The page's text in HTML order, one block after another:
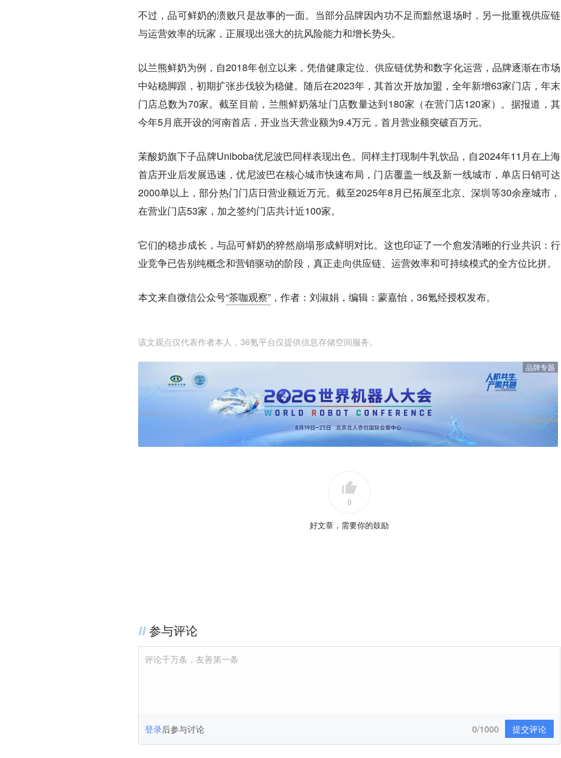
不过，品可鲜奶的溃败只是故事的一面。当部分品牌因内功不足而黯然退场时，另一批重视供应链
与运营效率的玩家，正展现出强大的抗风险能力和增长势头。
以兰熊鲜奶为例，自2018年创立以来，凭借健康定位、供应链优势和数字化运营，品牌逐渐在市场
中站稳脚跟，初期扩张步伐较为稳健。随后在2023年，其首次开放加盟，全年新增63家门店，年末
门店总数为70家。截至目前，兰熊鲜奶落址门店数量达到180家（在营门店120家）。据报道，其
今年5月底开设的河南首店，开业当天营业额为9.4万元，首月营业额突破百万元。
茉酸奶旗下子品牌Uniboba优尼波巴同样表现出色。同样主打现制牛乳饮品，自2024年11月在上海
首店开业后发展迅速，优尼波巴在核心城市快速布局，门店覆盖一线及新一线城市，单店日销可达
2000单以上，部分热门门店日营业额近万元。截至2025年8月已拓展至北京、深圳等30余座城市，
在营业门店53家，加之签约门店共计近100家。
它们的稳步成长，与品可鲜奶的猝然崩塌形成鲜明对比。这也印证了一个愈发清晰的行业共识：行
业竞争已告别纯概念和营销驱动的阶段，真正走向供应链、运营效率和可持续模式的全方位比拼。
本文来自微信公众号“茶咖观察” ，作者：刘淑娟，编辑：蒙嘉怡，36氪经授权发布。
该文观点仅代表作者本人，36氪平台仅提供信息存储空间服务。
品牌专题
0
好文章，需要你的鼓励
参与评论
评论千万条，友善第一条
登录后参与讨论 提交评论
0/1000